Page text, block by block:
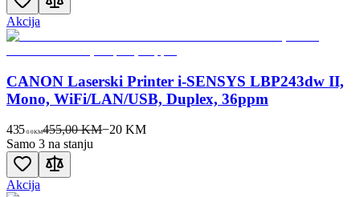
Akcija
CANON Laserski Printer i-SENSYS LBP243dw II,
Mono, WiFi/LAN/USB, Duplex, 36ppm
435 00KM455,00 KM−20 KM
Samo 3 na stanju
Akcija